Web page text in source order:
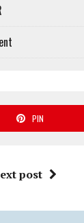
PIN
post